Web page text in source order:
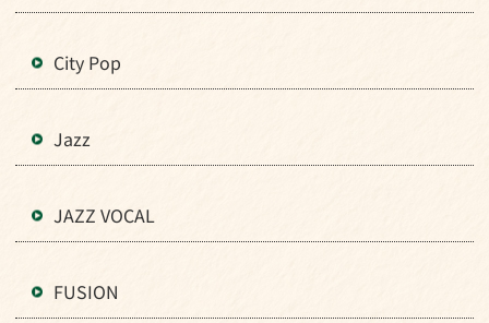
City Pop
Jazz
JAZZ VOCAL
FUSION